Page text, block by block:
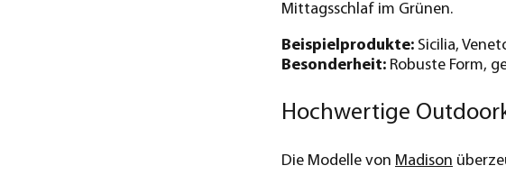
Mittagsschlaf im Grünen.
Beispielprodukte: Sicilia,
Besonderheit: Robuste Form,
Hochwertige
Die Modelle von Madison